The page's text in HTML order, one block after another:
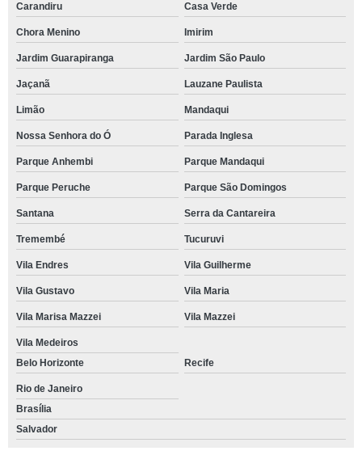
Carandiru Casa Verde
Chora Menino Imirim
Jardim Guarapiranga Jardim São Paulo
Jaçanã Lauzane Paulista
Limão Mandaqui
Nossa Senhora do Ó Parada Inglesa
Parque Anhembi Parque Mandaqui
Parque Peruche Parque São Domingos
Santana Serra da Cantareira
Tremembé Tucuruvi
Vila Endres Vila Guilherme
Vila Gustavo Vila Maria
Vila Marisa Mazzei Vila Mazzei
Vila Medeiros
Belo Horizonte
Recife
Rio de Janeiro
Brasília
Salvador